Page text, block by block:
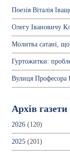
Поезія Віталія
Олегу Івановичу
Молитва сатані,
Гуртожитки:
Вулиця Професора
Архів
2026 (120)
2025 (201)